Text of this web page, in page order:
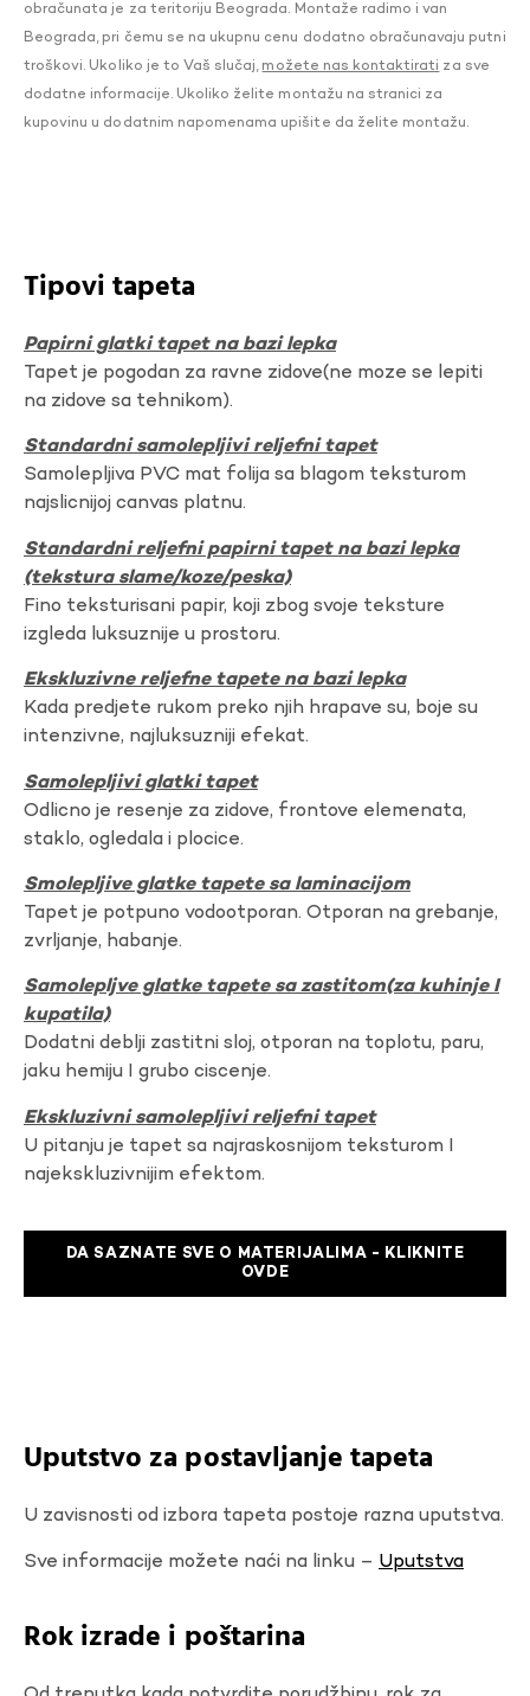
obračunata je za teritoriju Beograda. Montaže radimo i van
Beograda, pri čemu se na ukupnu cenu dodatno obračunavaju putni
troškovi. Ukoliko je to Vaš slučaj, možete nas kontaktirati za sve
dodatne informacije. Ukoliko želite montažu na stranici za
kupovinu u dodatnim napomenama upišite da želite montažu.
Tipovi tapeta
Papirni glatki tapet na bazi lepka
Tapet je pogodan za ravne zidove(ne moze se lepiti
na zidove sa tehnikom).
Standardni samolepljivi reljefni tapet
Samolepljiva PVC mat folija sa blagom teksturom
najslicnijoj canvas platnu.
Standardni reljefni papirni tapet na bazi lepka
(tekstura slame/koze/peska)
Fino teksturisani papir, koji zbog svoje teksture
izgleda luksuznije u prostoru.
Ekskluzivne reljefne tapete na bazi lepka
Kada predjete rukom preko njih hrapave su, boje su
intenzivne, najluksuzniji efekat.
Samolepljivi glatki tapet
Odlicno je resenje za zidove, frontove elemenata,
staklo, ogledala i plocice.
Smolepljive glatke tapete sa laminacijom
Tapet je potpuno vodootporan. Otporan na grebanje,
zvrljanje, habanje.
Samolepljve glatke tapete sa zastitom(za kuhinje I
kupatila)
Dodatni deblji zastitni sloj, otporan na toplotu, paru,
jaku hemiju I grubo ciscenje.
Ekskluzivni samolepljivi reljefni tapet
U pitanju je tapet sa najraskosnijom teksturom I
najekskluzivnijim efektom.
DA SAZNATE SVE O MATERIJALIMA - KLIKNITE
OVDE
Uputstvo za postavljanje tapeta
U zavisnosti od izbora tapeta postoje razna uputstva.
Sve informacije možete naći na linku – Uputstva
Rok izrade i poštarina